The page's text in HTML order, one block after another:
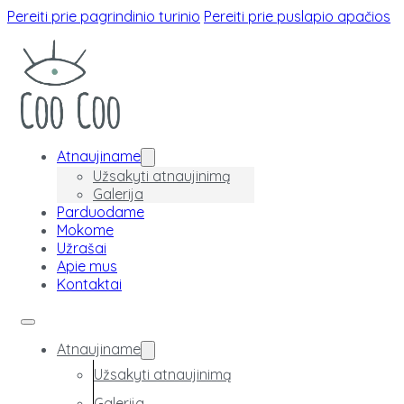
Pereiti prie pagrindinio turinio Pereiti prie puslapio apačios
Atnaujiname
Užsakyti atnaujinimą
Galerija
Parduodame
Mokome
Užrašai
Apie mus
Kontaktai
Atnaujiname
Užsakyti atnaujinimą